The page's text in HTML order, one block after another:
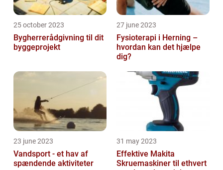
25 october 2023
Bygherrerådgivning til dit
byggeprojekt
27 june 2023
Fysioterapi i Herning –
hvordan kan det hjælpe
dig?
23 june 2023
Vandsport - et hav af
spændende aktiviteter
31 may 2023
Effektive Makita
Skruemaskiner til ethvert